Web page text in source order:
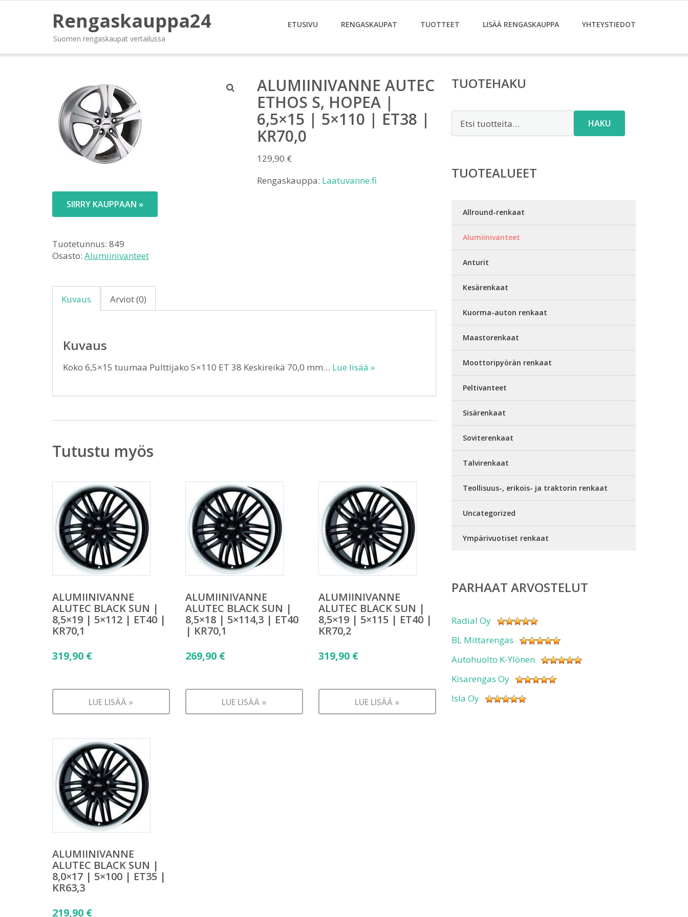
Rengaskauppa24
Suomen rengaskaupat vertailussa
ETUSIVU RENGASKAUPAT TUOTTEET LISÄÄ RENGASKAUPPA YHTEYSTIEDOT
ALUMIINIVANNE AUTEC
ETHOS S, HOPEA |
6,5×15 | 5×110 | ET38 |
KR70,0
129,90 €
Rengaskauppa: Laatuvanne.fi
SIIRRY KAUPPAAN »
Tuotetunnus: 849
Osasto: Alumiinivanteet
Kuvaus Arviot (0)
Kuvaus
Koko 6,5×15 tuumaa Pulttijako 5×110 ET 38 Keskireikä 70,0 mm… Lue lisää »
Tutustu myös
ALUMIINIVANNE
ALUTEC BLACK SUN |
8,5×19 | 5×112 | ET40 |
KR70,1
319,90 €
LUE LISÄÄ »
ALUMIINIVANNE
ALUTEC BLACK SUN |
8,5×18 | 5×114,3 | ET40
| KR70,1
269,90 €
LUE LISÄÄ »
ALUMIINIVANNE
ALUTEC BLACK SUN |
8,5×19 | 5×115 | ET40 |
KR70,2
319,90 €
LUE LISÄÄ »
ALUMIINIVANNE
ALUTEC BLACK SUN |
8,0×17 | 5×100 | ET35 |
KR63,3
219,90 €
TUOTEHAKU
HAKU
TUOTEALUEET
Allround-renkaat
Alumiinivanteet
Anturit
Kesärenkaat
Kuorma-auton renkaat
Maastorenkaat
Moottoripyörän renkaat
Peltivanteet
Sisärenkaat
Soviterenkaat
Talvirenkaat
Teollisuus-, erikois- ja traktorin renkaat
Uncategorized
Ympärivuotiset renkaat
PARHAAT ARVOSTELUT
Radial Oy
BL Mittarengas
Autohuolto K-Ylönen
Kisarengas Oy
Isla Oy